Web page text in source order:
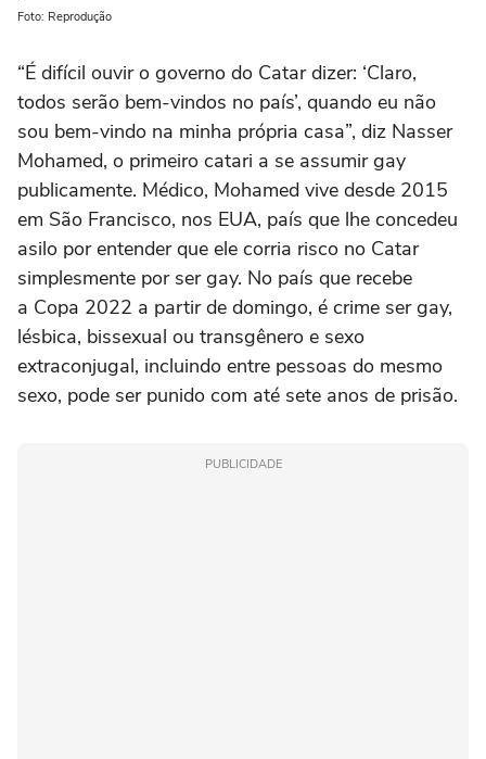
Foto: Reprodução
“É difícil ouvir o governo do Catar dizer: ‘Claro,
todos serão bem-vindos no país’, quando eu não
sou bem-vindo na minha própria casa”, diz Nasser
Mohamed, o primeiro catari a se assumir gay
publicamente. Médico, Mohamed vive desde 2015
em São Francisco, nos EUA, país que lhe concedeu
asilo por entender que ele corria risco no Catar
simplesmente por ser gay. No país que recebe
a Copa 2022 a partir de domingo, é crime ser gay,
lésbica, bissexual ou transgênero e sexo
extraconjugal, incluindo entre pessoas do mesmo
sexo, pode ser punido com até sete anos de prisão.
PUBLICIDADE